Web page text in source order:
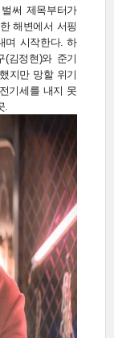
써 제목부터가
해변에서 서핑
며 시작한다. 하
김정현)와 준기
지만 망할 위기
기세를 내지 못
.